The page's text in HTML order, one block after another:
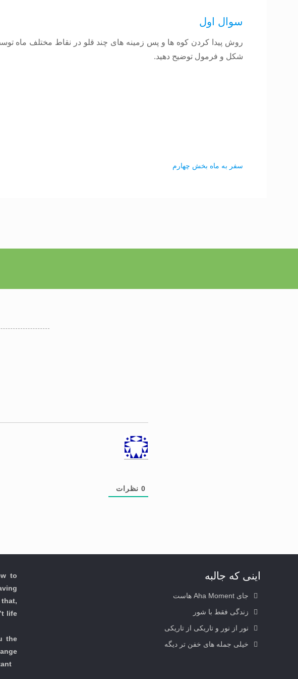
سوال اول
شکل و فرمول توضیح دهید.
سفر به ماه بخش چهارم
0نظرات
اینی که جالبه
جای Aha Moment هاست
زندگی فقط با شور
نور از نور و تاریکی از تاریکی
خیلی جمله های خفن تر دیگه
to
life
the